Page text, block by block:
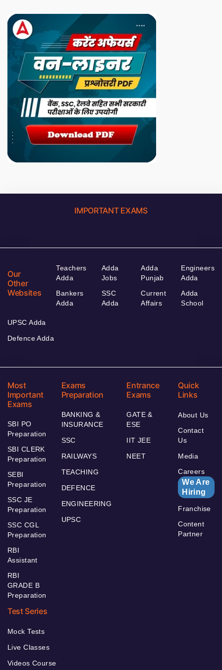
IMPORTANT EXAMS
Our
Other
Websites
Teachers
Adda
Bankers
Adda
Adda
Jobs
SSC
Adda
Adda
Punjab
Current
Affairs
Engineers
Adda
Adda
School
UPSC Adda
Defence Adda
Most
Important
Exams
SBI PO
Preparation
SBI CLERK
Preparation
SEBI
Preparation
SSC JE
Preparation
SSC CGL
Preparation
RBI
Assistant
RBI
GRADE B
Preparation
Exams
Preparation
BANKING &
INSURANCE
SSC
RAILWAYS
TEACHING
DEFENCE
ENGINEERING
UPSC
Entrance
Exams
GATE &
ESE
IIT JEE
NEET
Quick
Links
About Us
Contact
Us
Media
Careers
We Are
Hiring
Franchise
Content
Partner
Test Series
Mock Tests
Live Classes
Videos Course